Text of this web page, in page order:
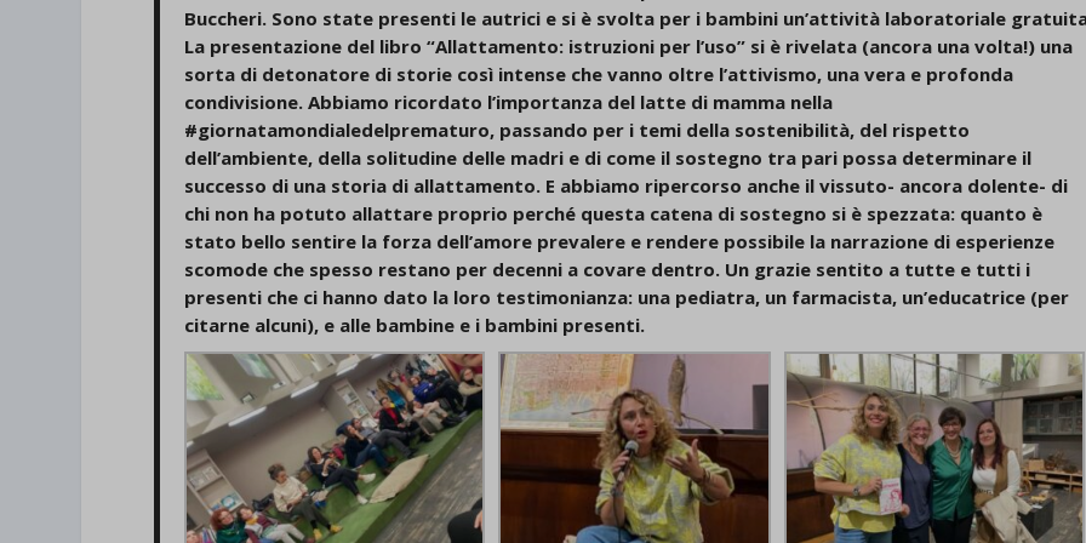
Buccheri. Sono state presenti le autrici e si è svolta per i bambini un’attività laboratoriale
La presentazione del libro “Allattamento: istruzioni per l’uso” si è rivelata (ancora una volta!) una
sorta di detonatore di storie così intense che vanno oltre l’attivismo, una vera e profonda
condivisione. Abbiamo ricordato l’importanza del latte di mamma nella
#giornatamondialedelprematuro, passando per i temi della sostenibilità, del rispetto
dell’ambiente, della solitudine delle madri e di come il sostegno tra pari possa determinare il
successo di una storia di allattamento. E abbiamo ripercorso anche il vissuto- ancora dolente- di
chi non ha potuto allattare proprio perché questa catena di sostegno si è spezzata: quanto è
stato bello sentire la forza dell’amore prevalere e rendere possibile la narrazione di esperienze
scomode che spesso restano per decenni a covare dentro. Un grazie sentito a tutte e tutti i
presenti che ci hanno dato la loro testimonianza: una pediatra, un farmacista, un’educatrice (per
citarne alcuni), e alle bambine e i bambini presenti.